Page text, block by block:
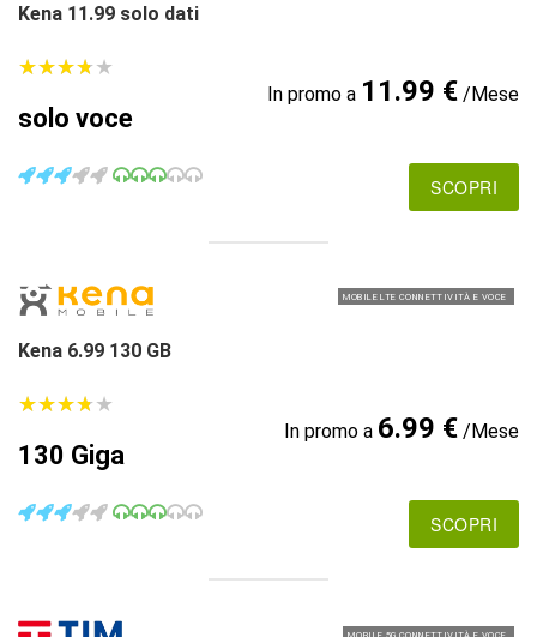
Kena 11.99 solo dati
★★★★★
★★★★★
solo voce
In promo a 11.99 €/Mese
SCOPRI
MOBILE LTE CONNETTIVITÀ E VOCE
Kena 6.99 130 GB
★★★★★
★★★★★
130 Giga
In promo a 6.99 €/Mese
SCOPRI
MOBILE 5G CONNETTIVITÀ E VOCE